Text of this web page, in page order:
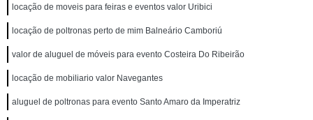
locação de moveis para feiras e eventos valor Uribici
locação de poltronas perto de mim Balneário Camboriú
valor de aluguel de móveis para evento Costeira Do Ribeirão
locação de mobiliario valor Navegantes
aluguel de poltronas para evento Santo Amaro da Imperatriz